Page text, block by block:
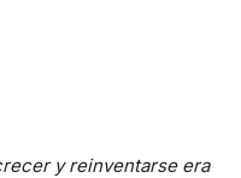
y reinventarse era